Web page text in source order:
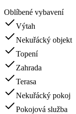
Oblíbené vybavení
Výtah
Nekuřácký objekt
Topení
Zahrada
Terasa
Nekuřácký pokoj
Pokojová služba